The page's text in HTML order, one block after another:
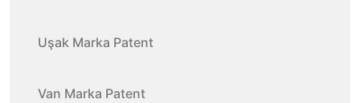
Uşak Marka Patent
Van Marka Patent